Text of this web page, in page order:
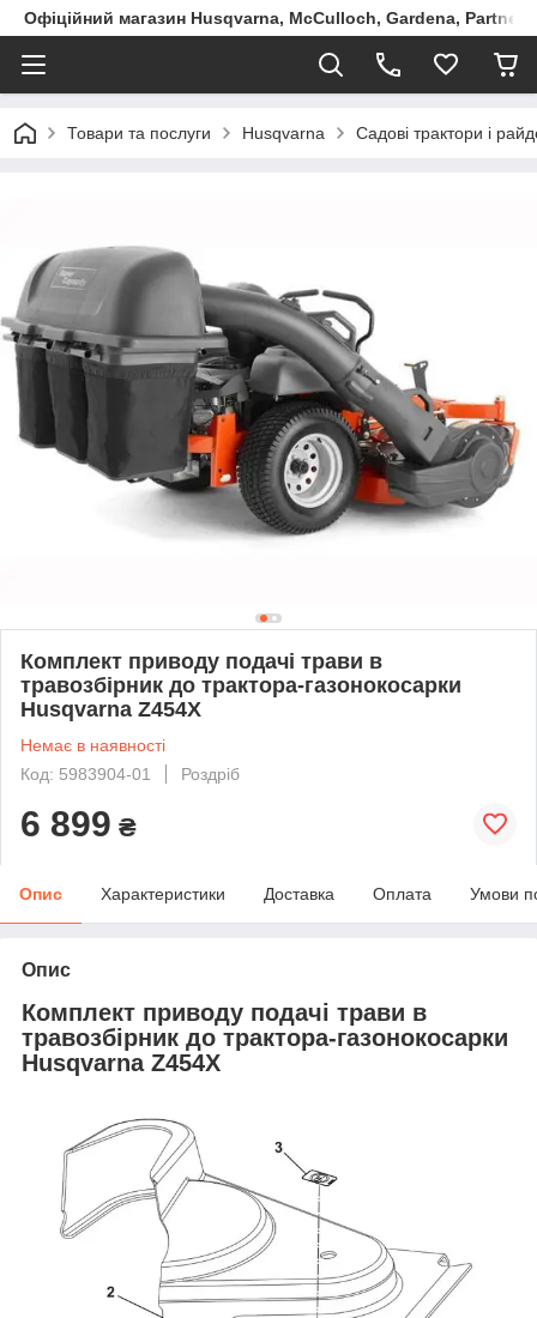
Офіційний магазин Husqvarna, McCulloch, Gardena, Partner
Товари та послуги Husqvarna Садові трактори і
Комплект приводу подачі трави в
травозбірник до трактора-газонокосарки
Husqvarna Z454X
Немає в наявності
Код: 5983904-01
Роздріб
6 899 ₴
Опис Характеристики Доставка Оплата Умови
Опис
Комплект приводу подачі трави в
травозбірник до трактора-газонокосарки
Husqvarna Z454X